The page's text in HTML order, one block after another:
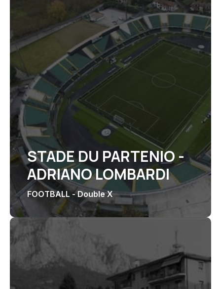
STADE DU PARTENIO -
ADRIANO LOMBARDI
FOOTBALL - Double X